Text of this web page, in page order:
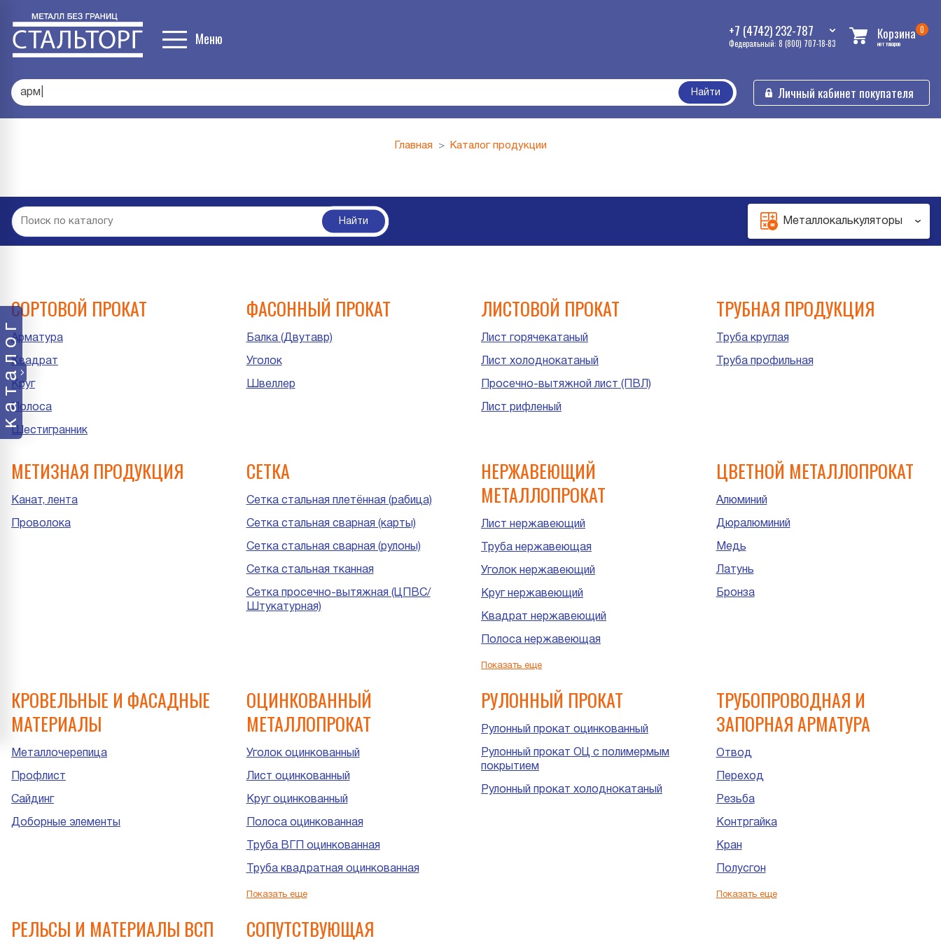
Меню +7 (4742) 232-787
Федеральный: 8 (800) 707-18-83
Корзина 0
нет товаров
про Найти Личный кабинет покупателя
каталог
Главная Каталог продукции
Найти Металлокалькуляторы
СОРТОВОЙ ПРОКАТ
Арматура
Квадрат
Круг
Полоса
Шестигранник
ФАСОННЫЙ ПРОКАТ
Балка (Двутавр)
Уголок
Швеллер
ЛИСТОВОЙ ПРОКАТ
Лист горячекатаный
Лист холоднокатаный
Просечно-вытяжной лист (ПВЛ)
Лист рифленый
ТРУБНАЯ ПРОДУКЦИЯ
Труба круглая
Труба профильная
МЕТИЗНАЯ ПРОДУКЦИЯ
Канат, лента
Проволока
СЕТКА
Сетка стальная плетённая (рабица)
Сетка стальная сварная (карты)
Сетка стальная сварная (рулоны)
Сетка стальная тканная
Сетка просечно-вытяжная (ЦПВС/
Штукатурная)
НЕРЖАВЕЮЩИЙ
МЕТАЛЛОПРОКАТ
Лист нержавеющий
Труба нержавеющая
Уголок нержавеющий
Круг нержавеющий
Квадрат нержавеющий
Полоса нержавеющая
Шестигранник нержавеющий
Показать еще
ЦВЕТНОЙ МЕТАЛЛОПРОКАТ
Алюминий
Дюралюминий
Медь
Латунь
Бронза
КРОВЕЛЬНЫЕ И ФАСАДНЫЕ
МАТЕРИАЛЫ
Металлочерепица
Профлист
Сайдинг
Доборные элементы
ОЦИНКОВАННЫЙ
МЕТАЛЛОПРОКАТ
Уголок оцинкованный
Лист оцинкованный
Круг оцинкованный
Полоса оцинкованная
Труба ВГП оцинкованная
Труба квадратная оцинкованная
Труба прямоугольная оцинкованная
Показать еще
РУЛОННЫЙ ПРОКАТ
Рулонный прокат оцинкованный
Рулонный прокат ОЦ с полимермым
покрытием
Рулонный прокат холоднокатаный
ТРУБОПРОВОДНАЯ И
ЗАПОРНАЯ АРМАТУРА
Отвод
Переход
Резьба
Контргайка
Кран
Полусгон
Сгон
Показать еще
РЕЛЬСЫ И МАТЕРИАЛЫ ВСП
СОПУТСТВУЮЩАЯ